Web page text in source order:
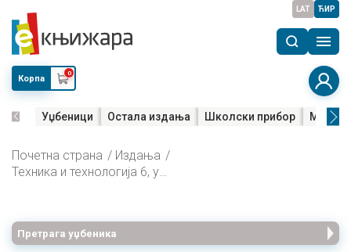
LAT ЋИР
Корпа
0
Уџбеници Остала издања Школски прибор Мала
Почетна страна
Издања
Техника и технологија 6, уџбеник за шести разред
Претрага уџбеника